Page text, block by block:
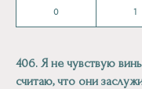
0 1
406. Я не чувствую
считаю, что они